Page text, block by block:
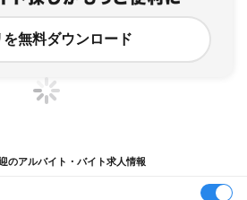
を無料ダウンロード
のアルバイト・バイト求人情報